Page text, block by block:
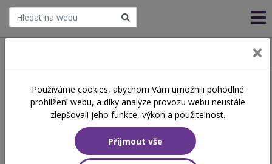
Moderní přístupy k lidem s
duševním onemocněním
Číslo akreditace
Používáme cookies, abychom Vám umožnili pohodlné
prohlížení webu, a díky analýze provozu webu neustále
zlepšovali jeho funkce, výkon a použitelnost.
Přijmout vše